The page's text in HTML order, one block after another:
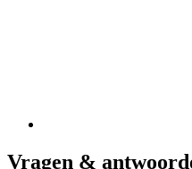
Vragen &